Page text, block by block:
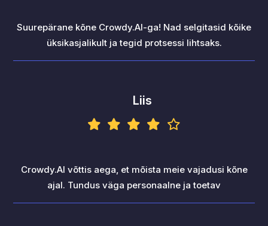
Suurepärane kõne Crowdy.AI-ga! Nad selgitasid kõike
üksikasjalikult ja tegid protsessi lihtsaks.
Liis
Crowdy.AI võttis aega, et mõista meie vajadusi kõne
ajal. Tundus väga personaalne ja toetav